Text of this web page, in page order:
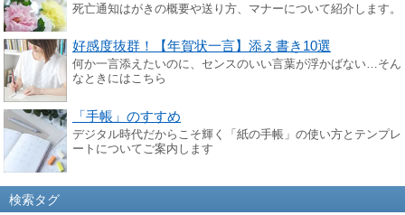
死亡通知はがきの概要や送り方、マナーについて紹介します。
好感度抜群！【年賀状一言】添え書き10選
何か一言添えたいのに、センスのいい言葉が浮かばない…そん
なときにはこちら
「手帳」のすすめ
デジタル時代だからこそ輝く「紙の手帳」の使い方とテンプレ
ートについてご案内します
検索タグ